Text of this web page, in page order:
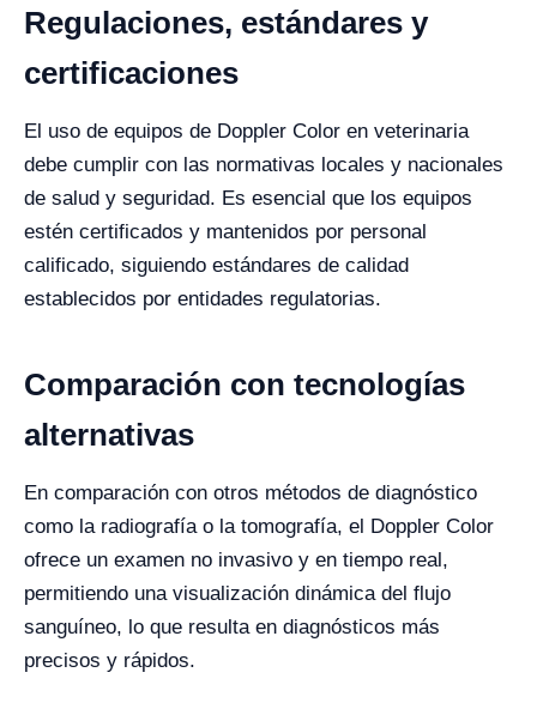
Regulaciones, estándares y
certificaciones
El uso de equipos de Doppler Color en veterinaria
debe cumplir con las normativas locales y nacionales
de salud y seguridad. Es esencial que los equipos
estén certificados y mantenidos por personal
calificado, siguiendo estándares de calidad
establecidos por entidades regulatorias.
Comparación con tecnologías
alternativas
En comparación con otros métodos de diagnóstico
como la radiografía o la tomografía, el Doppler Color
ofrece un examen no invasivo y en tiempo real,
permitiendo una visualización dinámica del flujo
sanguíneo, lo que resulta en diagnósticos más
precisos y rápidos.